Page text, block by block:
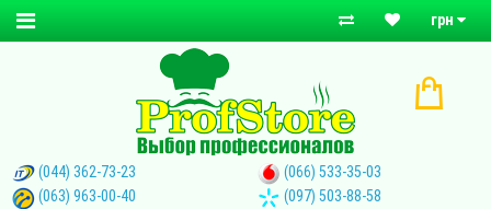
грн
(044) 362-73-23
(066) 533-35-03
(063) 963-00-40
(097) 503-88-58